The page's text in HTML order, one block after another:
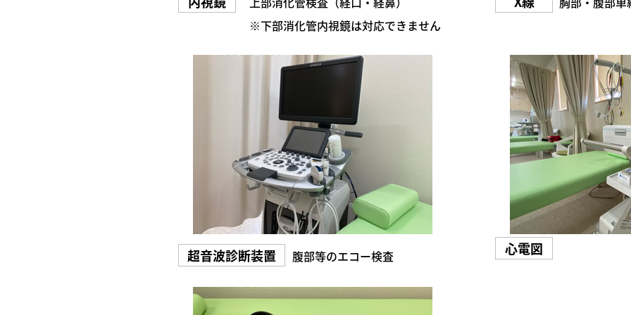
※下部消化管内視鏡は対応できません
腹部等のエコー検査